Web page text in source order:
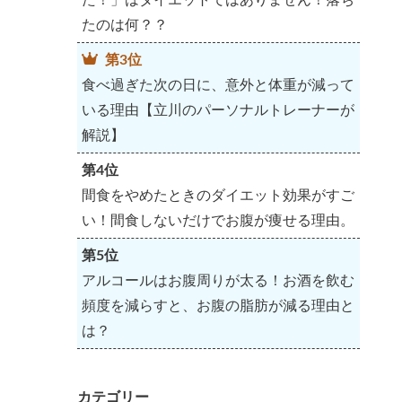
たのは何？？
第3位
食べ過ぎた次の日に、意外と体重が減って
いる理由【立川のパーソナルトレーナーが
解説】
第4位
間食をやめたときのダイエット効果がすご
い！間食しないだけでお腹が痩せる理由。
第5位
アルコールはお腹周りが太る！お酒を飲む
頻度を減らすと、お腹の脂肪が減る理由と
は？
カテゴリー